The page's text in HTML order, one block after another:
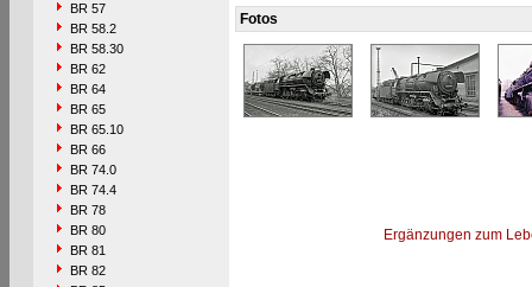
BR 57
BR 58.2
BR 58.30
BR 62
BR 64
BR 65
BR 65.10
BR 66
BR 74.0
BR 74.4
BR 78
BR 80
BR 81
BR 82
Fotos
Ergänzungen zum